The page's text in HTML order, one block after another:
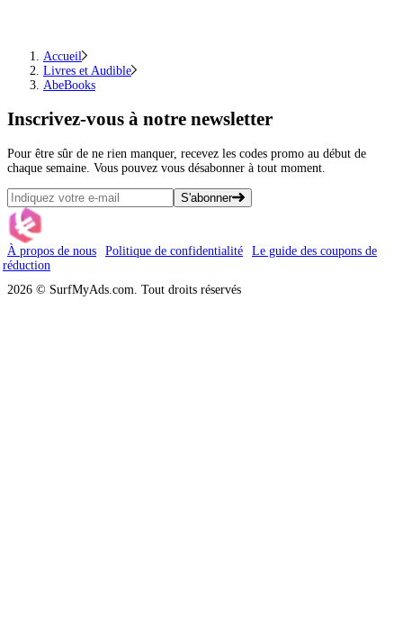
Accueil
Livres et Audible
AbeBooks
Inscrivez-vous à notre newsletter
Pour être sûr de ne rien manquer, recevez les codes promo au début de
chaque semaine. Vous pouvez vous désabonner à tout moment.
S'abonner
À propos de nous Politique de confidentialité
Le guide des coupons de
réduction
2026 © SurfMyAds.com. Tout droits réservés